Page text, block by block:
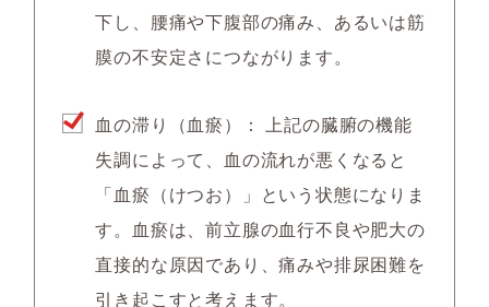
下し、腰痛や下腹部の痛み、あるいは筋
膜の不安定さにつながります。
血の滞り（血瘀）： 上記の臓腑の機能
失調によって、血の流れが悪くなると
「血瘀（けつお）」という状態になりま
す。血瘀は、前立腺の血行不良や肥大の
直接的な原因であり、痛みや排尿困難を
引き起こすと考えます。